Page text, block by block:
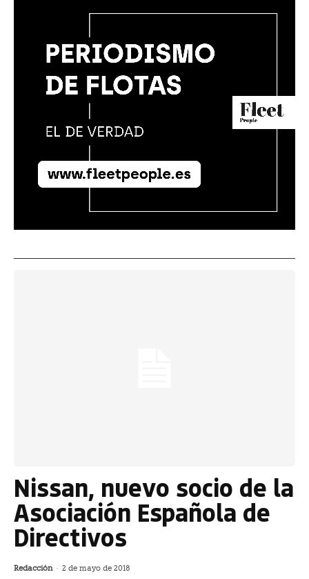
Nissan, nuevo socio de la
Asociación Española de
Directivos
Redacción - 2 de mayo de 2018